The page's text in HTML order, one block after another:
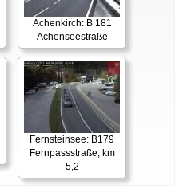
Achenkirch: B 181
Achenseestraße
Fernsteinsee: B179
Fernpassstraße, km
5,2